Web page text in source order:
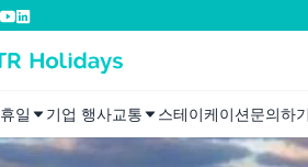
휴일 기업 행사교통 스테이케이션문의하